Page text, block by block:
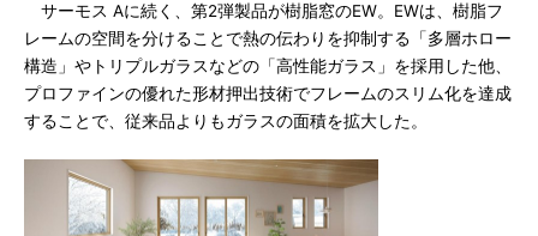
サーモス Aに続く、第2弾製品が樹脂窓のEW。EWは、樹脂フ
レームの空間を分けることで熱の伝わりを抑制する「多層ホロー
構造」やトリプルガラスなどの「高性能ガラス」を採用した他、
プロファインの優れた形材押出技術でフレームのスリム化を達成
することで、従来品よりもガラスの面積を拡大した。